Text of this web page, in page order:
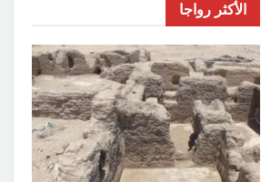
الأكثر رواجا